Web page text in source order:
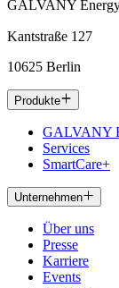
GALVANY
Kantstraße 127
10625 Berlin
Produkte
GALVANY
Services
SmartCare+
Unternehmen
Über uns
Presse
Karriere
Events